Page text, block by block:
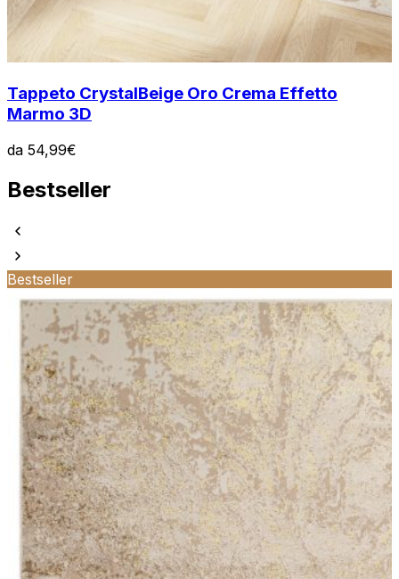
Tappeto CrystalBeige Oro Crema Effetto
Marmo 3D
da 54,99€
Bestseller
Bestseller